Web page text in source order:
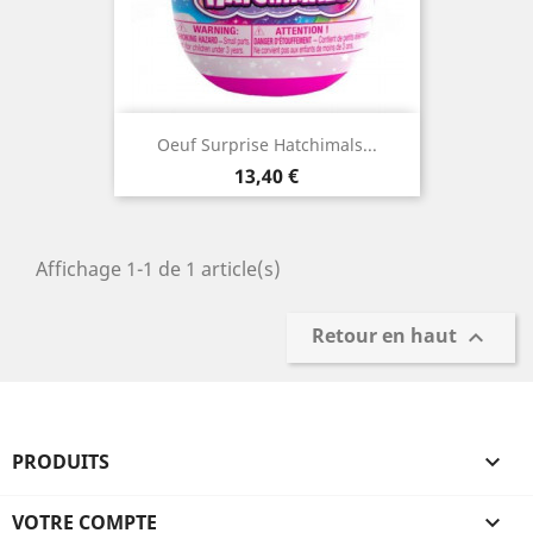
Oeuf Surprise Hatchimals...
Prix
13,40 €
Affichage 1-1 de 1 article(s)
Retour en haut 
PRODUITS 
VOTRE COMPTE 